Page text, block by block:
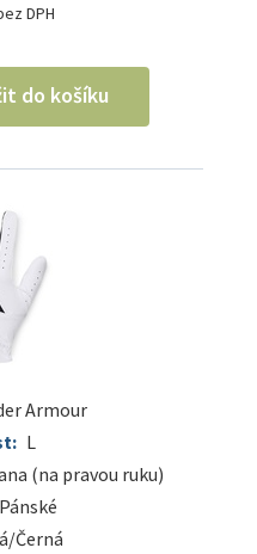
DPH
do košíku
Armour
L
(na pravou ruku)
Pánské
Černá